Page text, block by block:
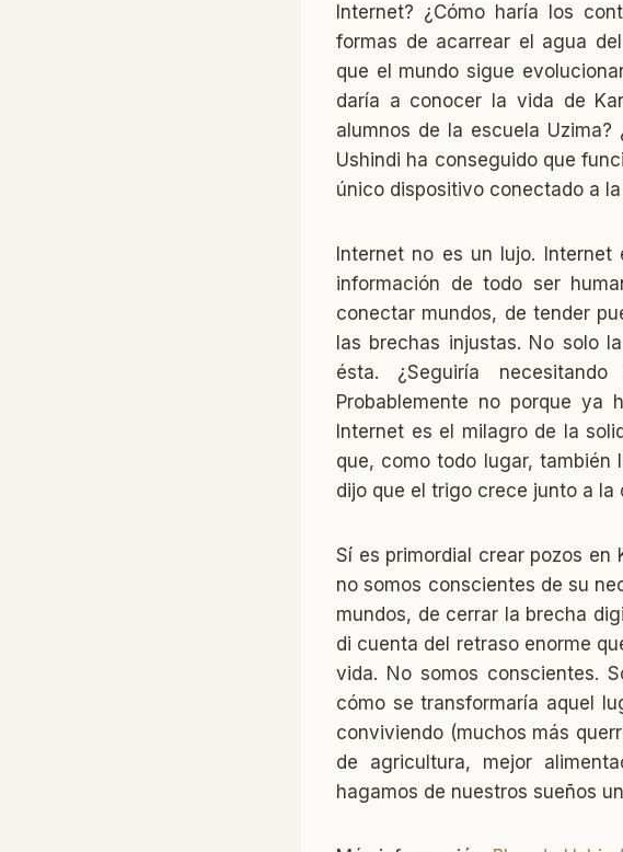
Internet? ¿Cómo haría los
formas de acarrear el agua
que el mundo sigue
daría a conocer la vida de
alumnos de la escuela
Ushindi ha conseguido que
único dispositivo conectado a
Internet no es un lujo.
información de todo ser
conectar mundos, de tender
las brechas injustas. No solo
ésta. ¿Seguiría
Probablemente no porque ya
Internet es el milagro de la
que, como todo lugar, también
dijo que el trigo crece junto a
Sí es primordial crear pozos en
no somos conscientes de su
mundos, de cerrar la brecha
di cuenta del retraso enorme
vida. No somos conscientes.
cómo se transformaría aquel
conviviendo (muchos más
de agricultura, mejor
hagamos de nuestros sueños